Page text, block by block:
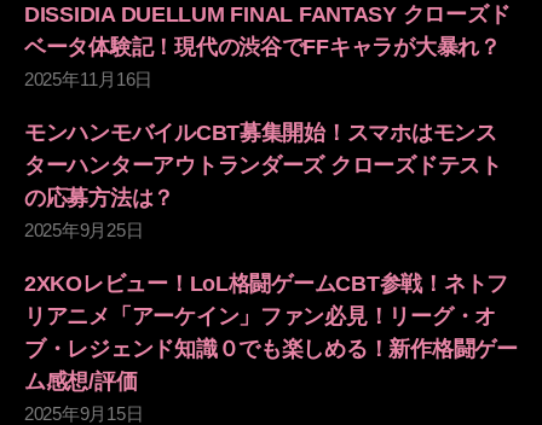
送
り
DISSIDIA DUELLUM FINAL FANTASY クローズド
ベータ体験記！現代の渋谷でFFキャラが大暴れ？
2025年11月16日
モンハンモバイルCBT募集開始！スマホはモンス
ターハンターアウトランダーズ クローズドテスト
の応募方法は？
2025年9月25日
2XKOレビュー！LoL格闘ゲームCBT参戦！ネトフ
リアニメ「アーケイン」ファン必見！リーグ・オ
ブ・レジェンド知識０でも楽しめる！新作格闘ゲー
ム感想/評価
2025年9月15日